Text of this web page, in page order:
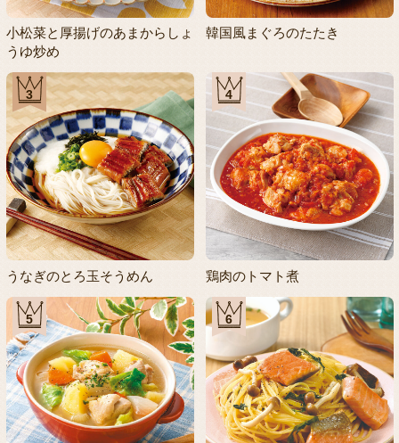
小松菜と厚揚げのあまからしょ
うゆ炒め
韓国風まぐろのたたき
3
うなぎのとろ玉そうめん
4
鶏肉のトマト煮
5 6